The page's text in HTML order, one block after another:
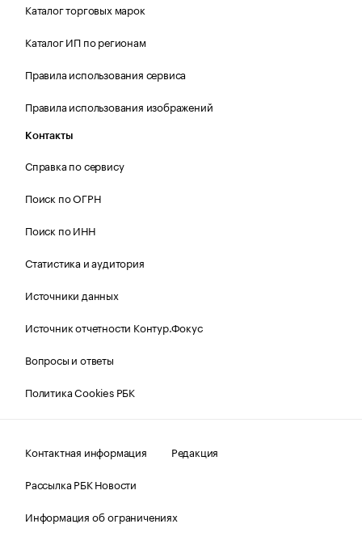
Каталог торговых марок
Каталог ИП по регионам
Правила использования сервиса
Правила использования изображений
Контакты
Справка по сервису
Поиск по ОГРН
Поиск по ИНН
Статистика и аудитория
Источники данных
Источник отчетности Контур.Фокус
Вопросы и ответы
Политика Cookies РБК
Контактная информация
Редакция
Рассылка РБК Новости
Информация об ограничениях